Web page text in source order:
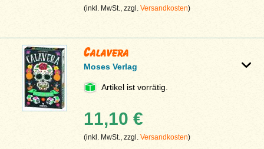
(inkl. MwSt., zzgl.Versandkosten)
Calavera
Moses Verlag
Artikel ist vorrätig.
11,10 €
(inkl. MwSt., zzgl.Versandkosten)